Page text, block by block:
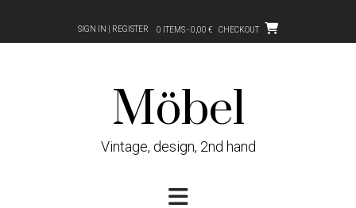
content
SIGN IN | REGISTER 0 ITEMS - 0,00 € CHECKOUT
Möbel
Vintage, design, 2nd hand